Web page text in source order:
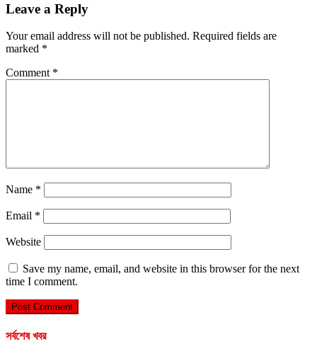
Leave a Reply
Your email address will not be published. Required fields are
marked *
Comment *
Name *
Email *
Website
Save my name, email, and website in this browser for the next
time I comment.
সর্বশেষ খবর